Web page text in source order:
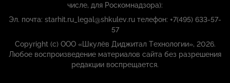
числе, для Роскомнадзора):
Эл. почта: starhit.ru_legal@shkulev.ru телефон: +7(495) 633-57-
57
Copyright (с) ООО «Шкулёв Диджитал Технологии», 2026.
Любое воспроизведение материалов сайта без разрешения
редакции воспрещается.